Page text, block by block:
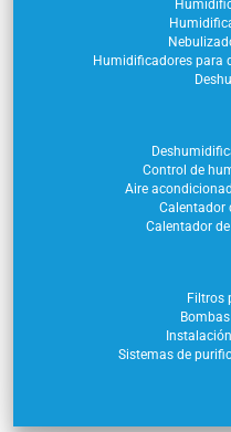
Humidificadores para
Control de
Aire
Calentador
Calentador
Filtros
Sistemas de